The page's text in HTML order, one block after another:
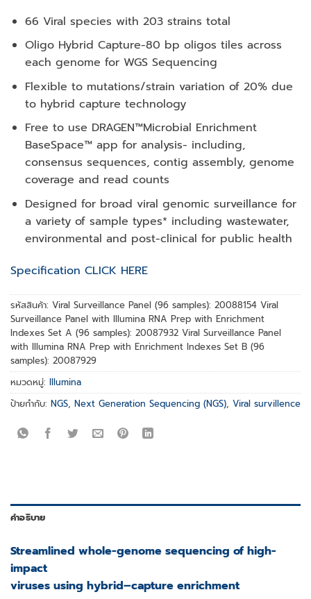
66 Viral species with 203 strains total
Oligo Hybrid Capture-80 bp oligos tiles across
each genome for WGS Sequencing
Flexible to mutations/strain variation of 20% due
to hybrid capture technology
Free to use DRAGEN™Microbial Enrichment
BaseSpace™ app for analysis- including,
consensus sequences, contig assembly, genome
coverage and read counts
Designed for broad viral genomic surveillance for
a variety of sample types* including wastewater,
environmental and post-clinical for public health
Specification CLICK HERE
รหัสสินค้า: Viral Surveillance Panel (96 samples): 20088154 Viral
Surveillance Panel with Illumina RNA Prep with Enrichment
Indexes Set A (96 samples): 20087932 Viral Surveillance Panel
with Illumina RNA Prep with Enrichment Indexes Set B (96
samples): 20087929
หมวดหมู่: Illumina
ป้ายกำกับ: NGS, Next Generation Sequencing (NGS), Viral survillence
คำอธิบาย
Streamlined whole-genome sequencing of high-
impact
viruses using hybrid–capture enrichment